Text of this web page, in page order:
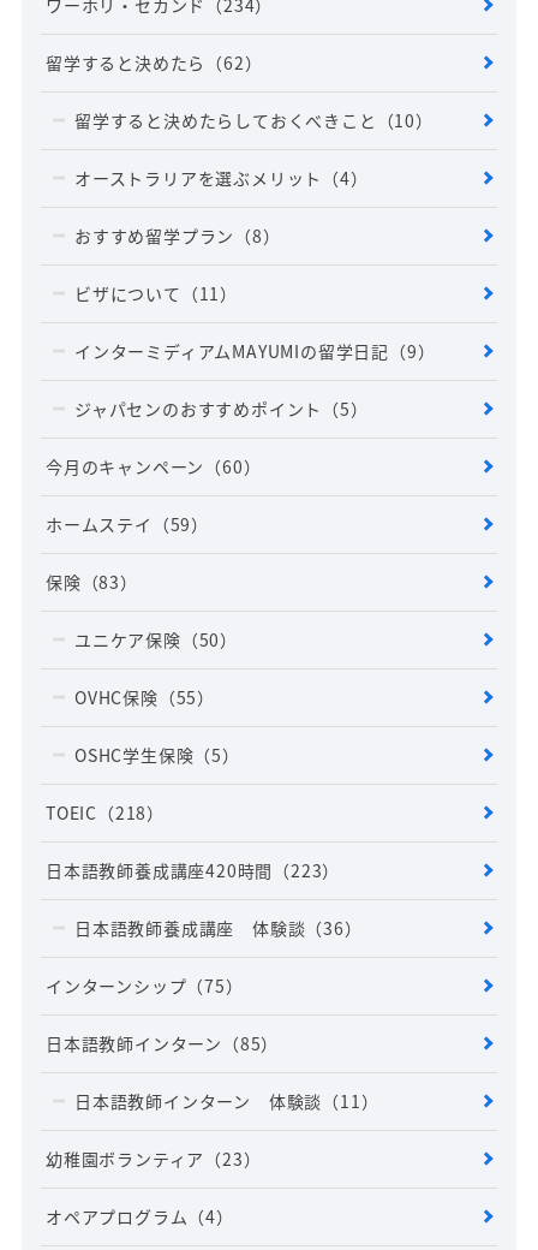
留学すると決めたら （62）
留学すると決めたらしておくべきこと （10）
オーストラリアを選ぶメリット （4）
おすすめ留学プラン （8）
ビザについて （11）
インターミディアムMAYUMIの留学日記 （9）
ジャパセンのおすすめポイント （5）
今月のキャンペーン （60）
ホームステイ （59）
保険 （83）
ユニケア保険 （50）
OVHC保険 （55）
OSHC学生保険 （5）
TOEIC （218）
日本語教師養成講座420時間 （223）
日本語教師養成講座 体験談 （36）
インターンシップ （75）
日本語教師インターン （85）
日本語教師インターン 体験談 （11）
幼稚園ボランティア （23）
オペアプログラム （4）